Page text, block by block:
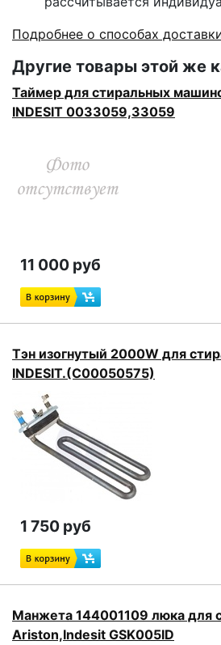
Подробнее о способах
Другие товары этой же
Таймер для стиральных
INDESIT 0033059,33059
11 000 руб
Тэн изогнутый 2000W для
INDESIT.(C00050575)
1 750 руб
Манжета 144001109 люка для
Ariston,Indesit GSK005ID